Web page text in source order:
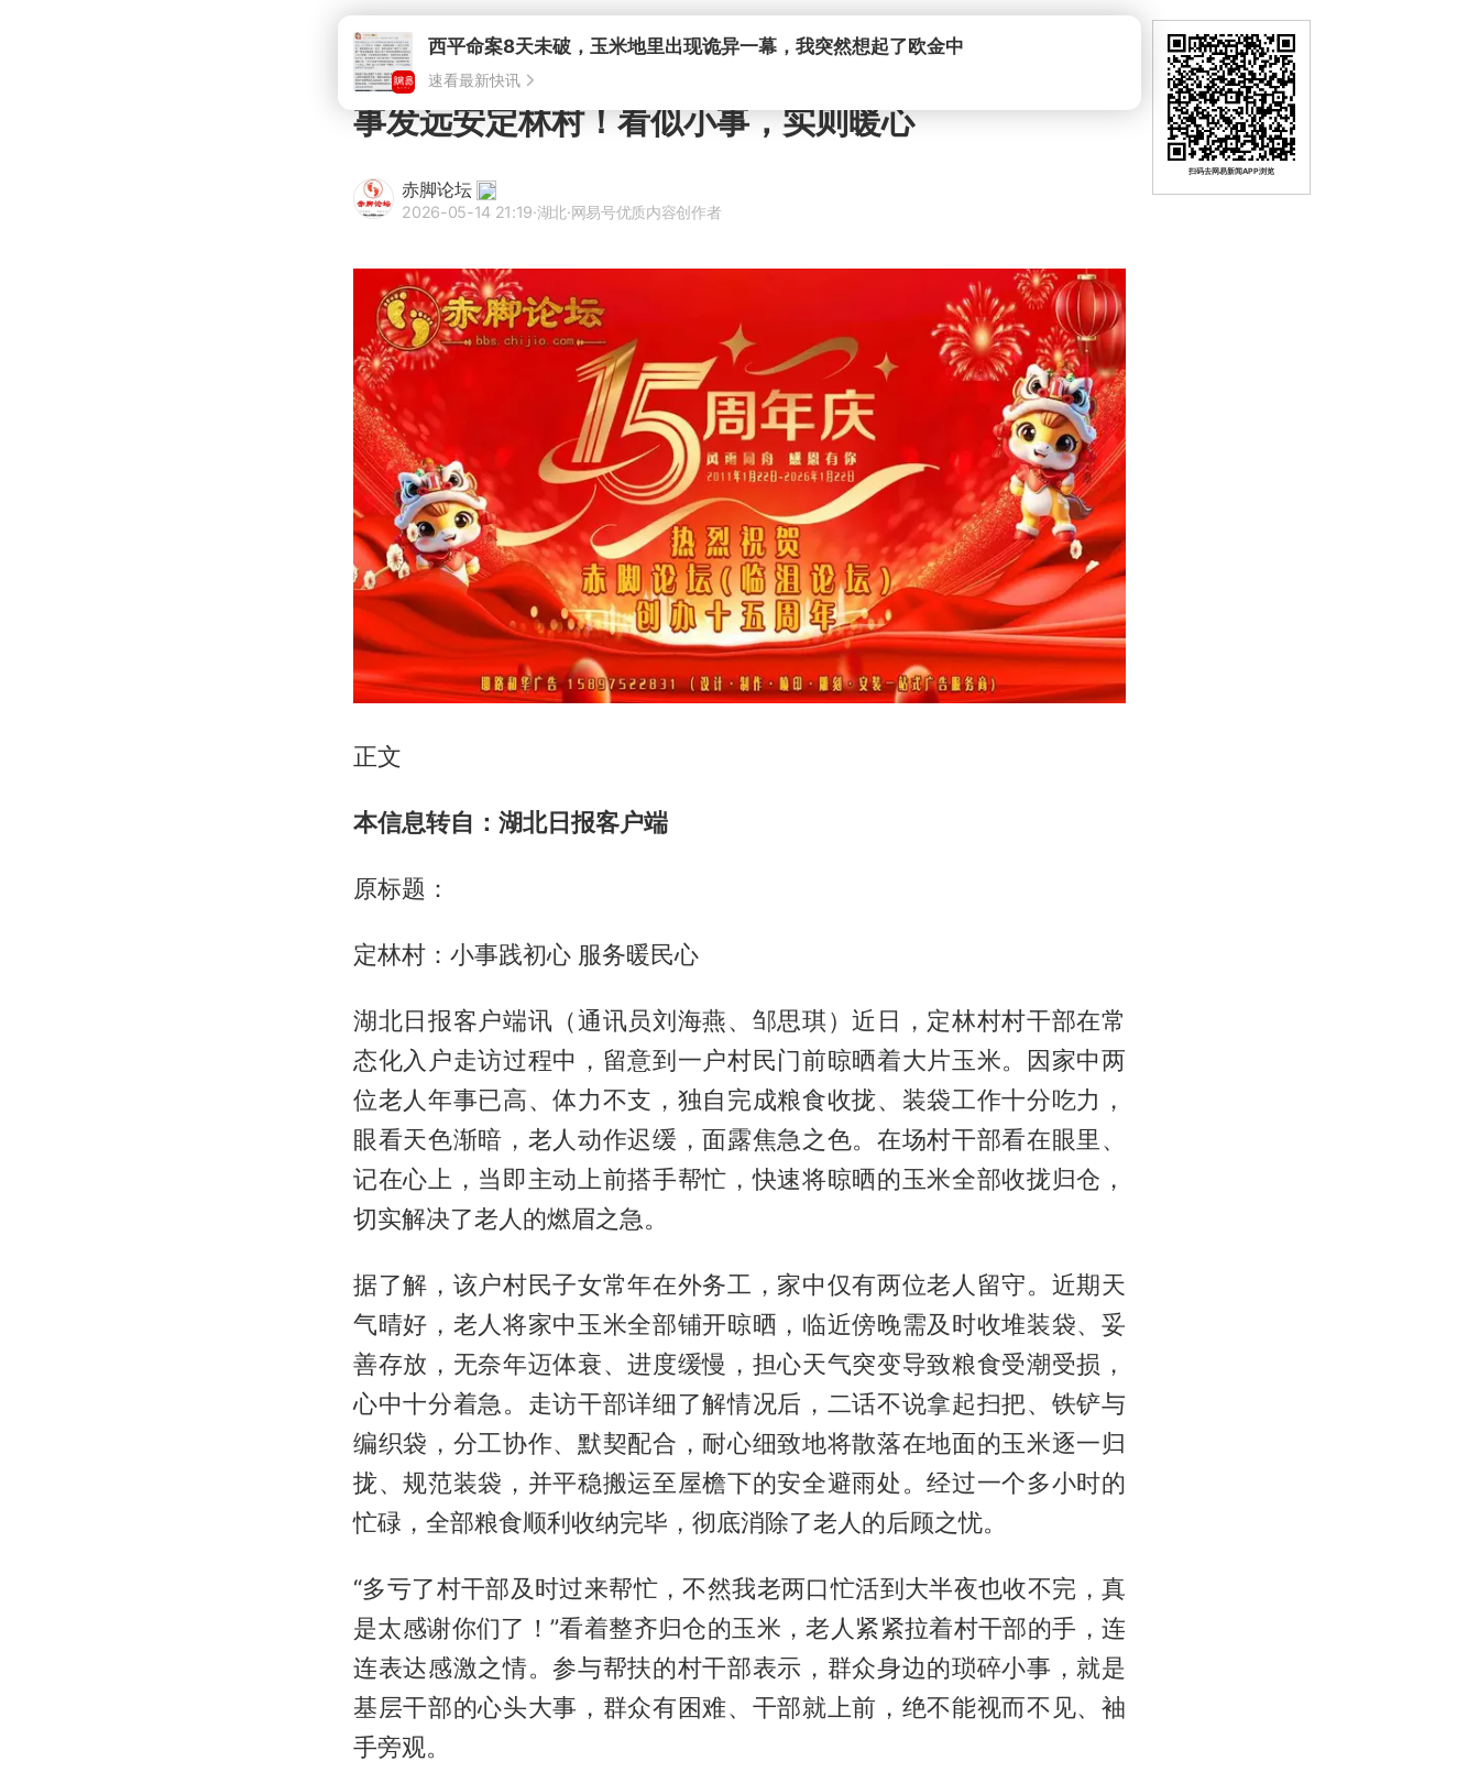
西平命案8天未破，玉米地里出现诡异一幕，我突然想起了欧金中
速看最新快讯
事发远安定林村！看似小事，实则暖心
赤脚论坛
2026-05-14 21:19·湖北·网易号优质内容创作者
正文
本信息转自：湖北日报客户端
原标题：
定林村：小事践初心 服务暖民心
湖北日报客户端讯（通讯员刘海燕、邹思琪）近日，定林村村干部在常
态化入户走访过程中，留意到一户村民门前晾晒着大片玉米。因家中两
位老人年事已高、体力不支，独自完成粮食收拢、装袋工作十分吃力，
眼看天色渐暗，老人动作迟缓，面露焦急之色。在场村干部看在眼里、
记在心上，当即主动上前搭手帮忙，快速将晾晒的玉米全部收拢归仓，
切实解决了老人的燃眉之急。
据了解，该户村民子女常年在外务工，家中仅有两位老人留守。近期天
气晴好，老人将家中玉米全部铺开晾晒，临近傍晚需及时收堆装袋、妥
善存放，无奈年迈体衰、进度缓慢，担心天气突变导致粮食受潮受损，
心中十分着急。走访干部详细了解情况后，二话不说拿起扫把、铁铲与
编织袋，分工协作、默契配合，耐心细致地将散落在地面的玉米逐一归
拢、规范装袋，并平稳搬运至屋檐下的安全避雨处。经过一个多小时的
忙碌，全部粮食顺利收纳完毕，彻底消除了老人的后顾之忧。
“多亏了村干部及时过来帮忙，不然我老两口忙活到大半夜也收不完，真
是太感谢你们了！”看着整齐归仓的玉米，老人紧紧拉着村干部的手，连
连表达感激之情。参与帮扶的村干部表示，群众身边的琐碎小事，就是
基层干部的心头大事，群众有困难、干部就上前，绝不能视而不见、袖
手旁观。
扫码去网易新闻APP浏览